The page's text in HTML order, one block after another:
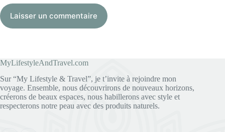
Laisser un commentaire
MyLifestyleAndTravel.com
Sur “My Lifestyle & Travel”, je t’invite à rejoindre mon
voyage. Ensemble, nous découvrirons de nouveaux horizons,
créerons de beaux espaces, nous habillerons avec style et
respecterons notre peau avec des produits naturels.